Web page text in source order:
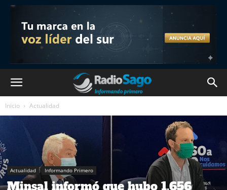
Inicio Actualidad
Actualidad Informando Primero
Minsal informó que hubo 1.656